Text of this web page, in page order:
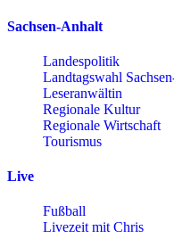
Sachsen-Anhalt
Landespolitik
Landtagswahl
Leseranwältin
Regionale Kultur
Regionale Wirtschaft
Tourismus
Live
Fußball
Livezeit mit Chris